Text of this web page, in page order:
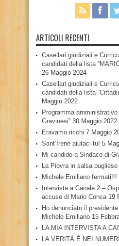
ARTICOLI RECENTI
Casellari giudiziali e
candidati della lista
26 Maggio 2024
Casellari giudiziali e
candidati della lista
Maggio 2022
Programma
Gravinesi” 30 Maggio 2022
Eravamo ricchi 7 Maggio
Sant’Irene aiutaci tu! 5
Mi candido a Sindaco di
La Piovra in salsa pugliese
Michele Emiliano fermati!!!
Intervista a Canale 2 –
accuse di Mario Conca 19
Ho denunciato il
Michele Emiliano 15
LA MIA INTERVISTA A
LA VERITÀ È NEI NUMERI